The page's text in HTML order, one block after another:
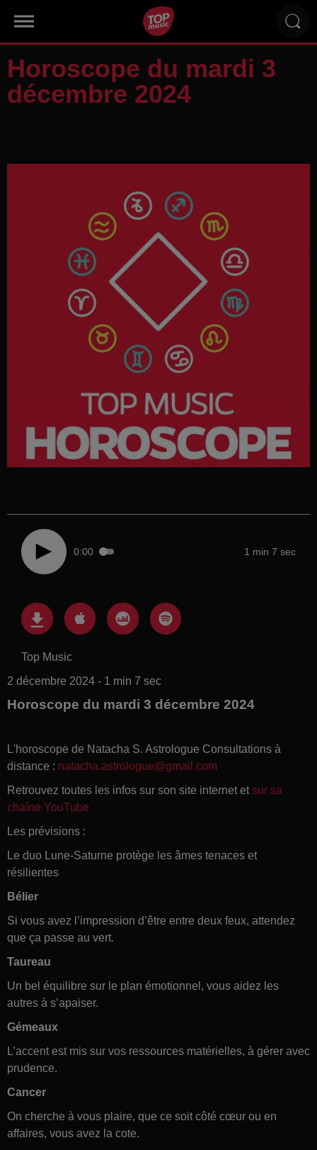
Horoscope du mardi 3
décembre 2024
0:00 1 min 7 sec
Top Music
2 décembre 2024 - 1 min 7 sec
Horoscope du mardi 3 décembre 2024
L'horoscope de Natacha S. Astrologue Consultations à
distance : natacha.astrologue@gmail.com
Retrouvez toutes les infos sur son site internet et sur sa
chaîne YouTube
Les prévisions :
Le duo Lune-Saturne protège les âmes tenaces et
résilientes
Bélier
Si vous avez l’impression d’être entre deux feux, attendez
que ça passe au vert.
Taureau
Un bel équilibre sur le plan émotionnel, vous aidez les
autres à s’apaiser.
Gémeaux
L’accent est mis sur vos ressources matérielles, à gérer avec
prudence.
Cancer
On cherche à vous plaire, que ce soit côté cœur ou en
affaires, vous avez la cote.